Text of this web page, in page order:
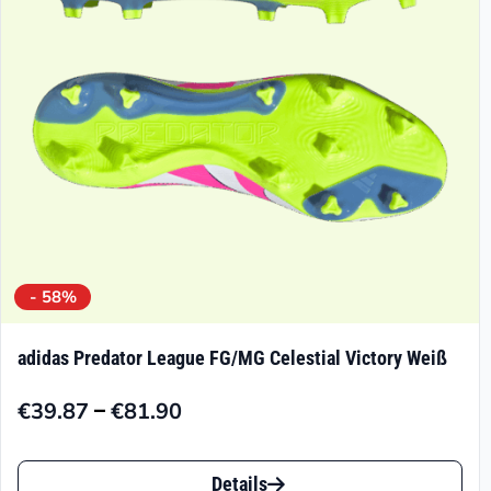
Produktseite
gewählt
werden
- 58%
adidas Predator League FG/MG Celestial Victory Weiß
€39.87 –€81.90
Preisspanne:
Dieses
Details